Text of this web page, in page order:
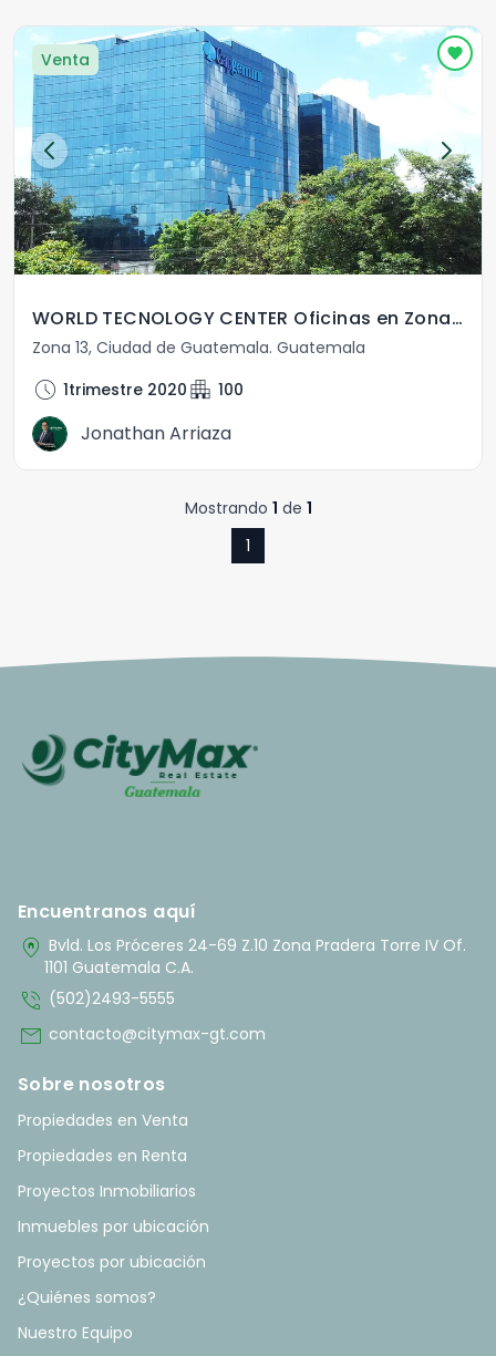
Venta
WORLD TECNOLOGY CENTER Oficinas en Zona 13
Zona 13, Ciudad de Guatemala. Guatemala
schedule 1trimestre 2020 apartment 100
Jonathan Arriaza
Mostrando 1 de 1
1
Encuentranos aquí
home_pin Bvld. Los Próceres 24-69 Z.10 Zona Pradera Torre IV Of.
1101 Guatemala C.A.
phone_in_talk (502)2493-5555
mail contacto@citymax-gt.com
Sobre nosotros
Propiedades en Venta
Propiedades en Renta
Proyectos Inmobiliarios
Inmuebles por ubicación
Proyectos por ubicación
¿Quiénes somos?
Nuestro Equipo